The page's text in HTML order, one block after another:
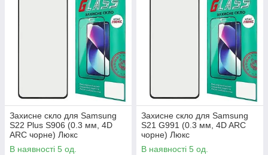
Захисне скло для Samsung
S22 Plus S906 (0.3 мм, 4D
ARC чорне) Люкс
В наявності 5 од.
Захисне скло для Samsung
S21 G991 (0.3 мм, 4D ARC
чорне) Люкс
В наявності 5 од.